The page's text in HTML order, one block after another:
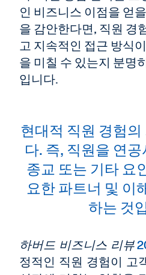
인 비즈니스 이점을 얻
을 감안한다면, 직원 경
고 지속적인 접근 방식
을 미칠 수 있는지 분명
입니다.
현대적 직원 경험
다. 즉, 직원을 연
종교 또는 기타 요
요한 파트너 및 이
하는 것
하버드 비즈니스 리뷰
정적인 직원 경험이 고